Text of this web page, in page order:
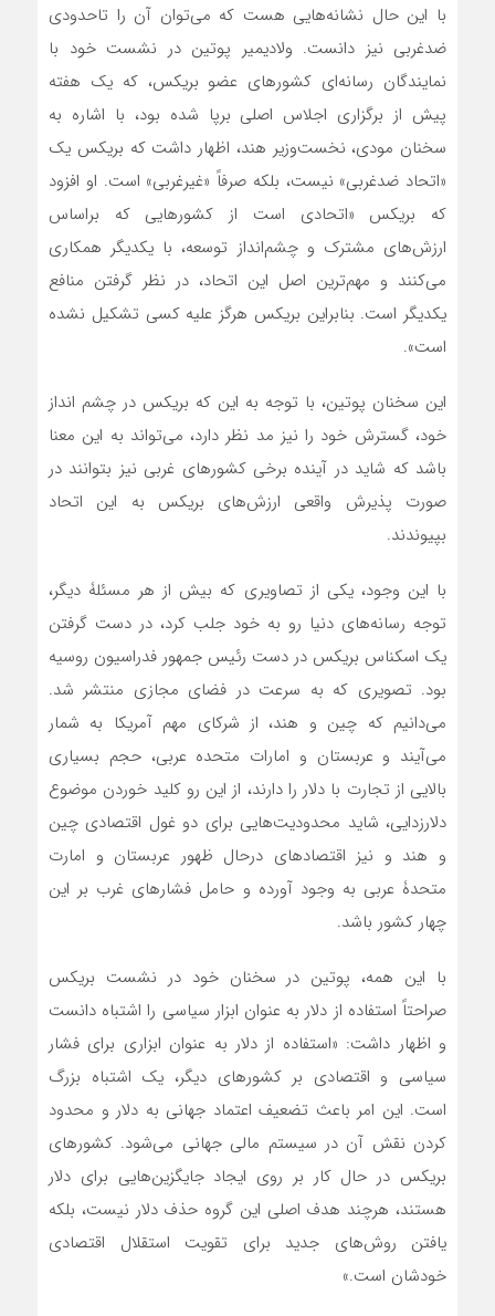
با این حال نشانه‌هایی هست که می‌توان آن را تاحدودی
ضدغربی نیز دانست. ولادیمیر پوتین در نشست خود با
نمایندگان رسانه‌‌ای کشورهای عضو بریکس، که یک هفته
پیش از برگزاری اجلاس اصلی برپا شده بود، با اشاره به
سخنان مودی، نخست‌وزیر هند، اظهار داشت که بریکس یک
«اتحاد ضدغربی» نیست، بلکه صرفاً «غیرغربی» است. او افزود
که بریکس «اتحادی است از کشورهایی که براساس
ارزش‌های مشترک و چشم‌انداز توسعه، با یکدیگر همکاری
می‌کنند و مهم‌ترین اصل این اتحاد، در نظر گرفتن منافع
یکدیگر است. بنابراین بریکس هرگز علیه کسی تشکیل نشده
است».
این سخنان پوتین، با توجه به این که بریکس در چشم انداز
خود، گسترش خود را نیز مد نظر دارد، می‌تواند به این معنا
باشد که شاید در آینده برخی کشورهای غربی نیز بتوانند در
صورت پذیرش واقعی ارزش‌های بریکس به این اتحاد
بپیوندند.
با این وجود، یکی از تصاویری که بیش از هر مسئلۀ دیگر،
توجه رسانه‌های دنیا رو به خود جلب کرد، در دست گرفتن
یک اسکناس بریکس در دست رئیس جمهور فدراسیون روسیه
بود. تصویری که به سرعت در فضای مجازی منتشر شد.
می‌دانیم که چین و هند، از شرکای مهم آمریکا به شمار
می‌آیند و عربستان و امارات متحده عربی، حجم بسیاری
بالایی از تجارت با دلار را دارند، از این رو کلید خوردن موضوع
دلارزدایی، شاید محدودیت‌هایی برای دو غول اقتصادی چین
و هند و نیز اقتصادهای درحال ظهور عربستان و امارت
متحدۀ عربی به وجود آورده و حامل فشارهای غرب بر این
چهار کشور باشد.
با این همه، پوتین در سخنان خود در نشست بریکس
صراحتاً استفاده از دلار به عنوان ابزار سیاسی را اشتباه دانست
و اظهار داشت: «استفاده از دلار به عنوان ابزاری برای فشار
سیاسی و اقتصادی بر کشورهای دیگر، یک اشتباه بزرگ
است. این امر باعث تضعیف اعتماد جهانی به دلار و محدود
کردن نقش آن در سیستم مالی جهانی می‌شود. کشورهای
بریکس در حال کار بر روی ایجاد جایگزین‌هایی برای دلار
هستند، هرچند هدف اصلی این گروه حذف دلار نیست، بلکه
یافتن روش‌های جدید برای تقویت استقلال اقتصادی
خودشان است.»